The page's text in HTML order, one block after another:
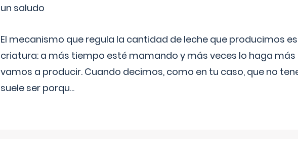
un saludo
El mecanismo que regula la cantidad de leche que producimos
criatura: a más tiempo esté mamando y más veces lo haga
vamos a producir. Cuando decimos, como en tu caso, que no
suele ser porqu...